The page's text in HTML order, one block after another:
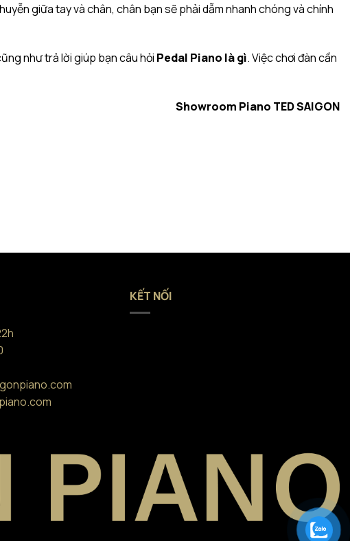
giữa tay và chân, chân bạn sẽ phải dẫm nhanh chóng và chính
như trả lời giúp bạn câu hỏi Pedal Piano là gì. Việc chơi đàn cần
Showroom Piano TED SAIGON
KẾT NỐI